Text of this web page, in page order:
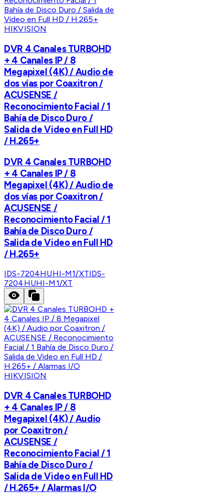
HIKVISION
DVR 4 Canales TURBOHD
+ 4 Canales IP / 8
Megapixel (4K) / Audio de
dos vías por Coaxitron /
ACUSENSE /
Reconocimiento Facial / 1
Bahía de Disco Duro /
Salida de Video en Full HD
/ H.265+
DVR 4 Canales TURBOHD
+ 4 Canales IP / 8
Megapixel (4K) / Audio de
dos vías por Coaxitron /
ACUSENSE /
Reconocimiento Facial / 1
Bahía de Disco Duro /
Salida de Video en Full HD
/ H.265+
IDS-7204HUHI-M1/XTIDS-
7204HUHI-M1/XT
HIKVISION
DVR 4 Canales TURBOHD
+ 4 Canales IP / 8
Megapixel (4K) / Audio
por Coaxitron /
ACUSENSE /
Reconocimiento Facial / 1
Bahía de Disco Duro /
Salida de Video en Full HD
/ H.265+ / Alarmas I/O